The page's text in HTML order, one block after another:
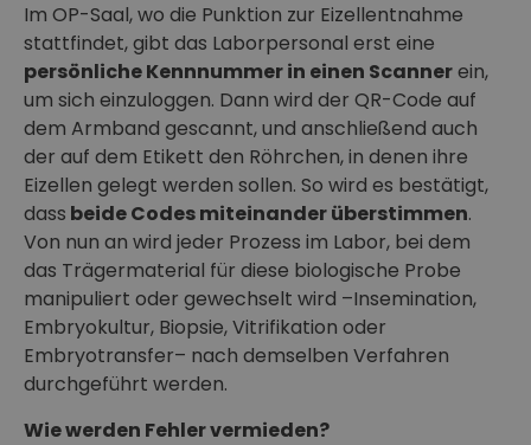
Im OP-Saal, wo die Punktion zur Eizellentnahme
stattfindet, gibt das Laborpersonal erst eine
persönliche Kennnummer in einen Scannerein,
um sich einzuloggen. Dann wird der QR-Code auf
dem Armband gescannt, und anschließend auch
der auf dem Etikett den Röhrchen, in denen ihre
Eizellen gelegt werden sollen. So wird es bestätigt,
dass beide Codes miteinander überstimmen.
Von nun an wird jeder Prozess im Labor, bei dem
das Trägermaterial für diese biologische Probe
manipuliert oder gewechselt wird –Insemination,
Embryokultur, Biopsie, Vitrifikation oder
Embryotransfer– nach demselben Verfahren
durchgeführt werden.
Wie werden Fehler vermieden?